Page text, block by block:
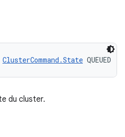
ClusterCommand.State QUEUED
du cluster.